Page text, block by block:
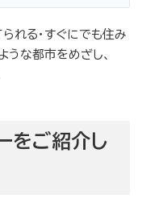
れる・すぐにでも住み
うな都市をめざし、
をご紹介し